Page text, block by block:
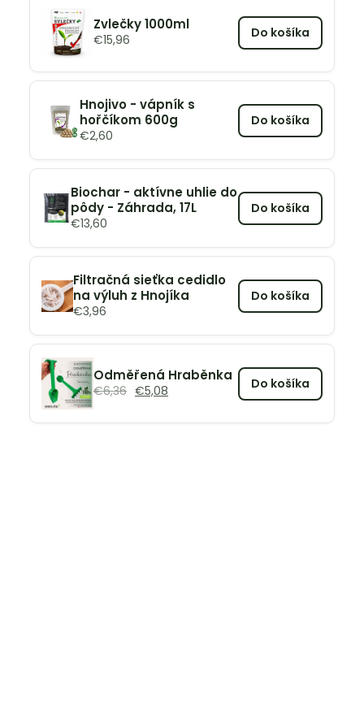
Zvlečky 1000ml
€15,96 Do košíka
Hnojivo - vápník s
hořčíkom 600g
€2,60
Do košíka
Biochar - aktívne uhlie do
pôdy - Záhrada, 17L
€13,60
Do košíka
Filtračná sieťka cedidlo
na výluh z Hnojíka
€3,96
Do košíka
Odměřená Hraběnka
€6,36 €5,08 Do košíka